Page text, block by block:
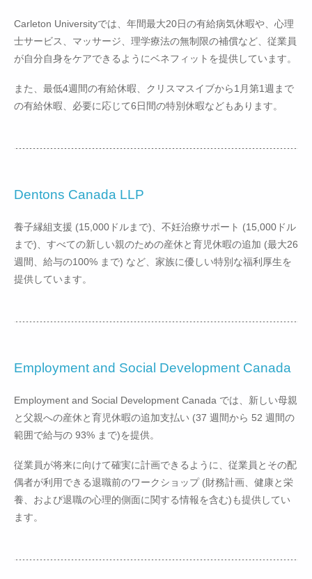
Carleton Universityでは、年間最大20日の有給病気休暇や、心理
士サービス、マッサージ、理学療法の無制限の補償など、従業員
が自分自身をケアできるようにベネフィットを提供しています。
また、最低4週間の有給休暇、クリスマスイブから1月第1週まで
の有給休暇、必要に応じて6日間の特別休暇などもあります。
Dentons Canada LLP
養子縁組支援 (15,000ドルまで)、不妊治療サポート (15,000ドル
まで)、すべての新しい親のための産休と育児休暇の追加 (最大26
週間、給与の100% まで) など、家族に優しい特別な福利厚生を
提供しています。
Employment and Social Development Canada
Employment and Social Development Canada では、新しい母親
と父親への産休と育児休暇の追加支払い (37 週間から 52 週間の
範囲で給与の 93% まで)を提供。
従業員が将来に向けて確実に計画できるように、従業員とその配
偶者が利用できる退職前のワークショップ (財務計画、健康と栄
養、および退職の心理的側面に関する情報を含む)も提供してい
ます。